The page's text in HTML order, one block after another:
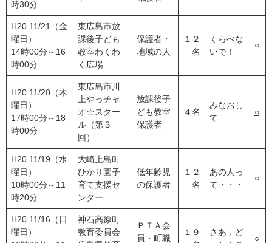
時30分
H20.11/21（金
曜日）
14時00分～16
時00分
東広島市放
課後子ども
教室わくわ
く広場
保護者・
地域の人
１２
名
くらべな
いで！
○
H20.11/20（木
曜日）
17時00分～18
時00分
東広島市川
上やっチャ
オ☆スクー
ル（第３
回）
放課後子
ども教室
保護者
４名
みなおし
て
○
H20.11/19（水
曜日）
10時00分～11
時20分
大崎上島町
ひかり園子
育て支援セ
ンター
低年齢児
の保護者
１２
名
あの人っ
て・・・
○
H20.11/16（日
曜日）
神石高原町
教育委員会
ＰＴＡ会
員・町職
１９
さあ，ど
○